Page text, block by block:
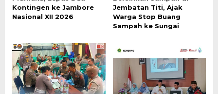
Kontingen ke Jambore
Nasional XII 2026
Jembatan Titi, Ajak
Warga Stop Buang
Sampah ke Sungai